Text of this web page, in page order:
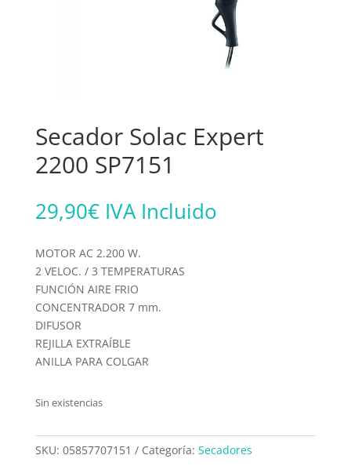
Secador Solac Expert
2200 SP7151
29,90€ IVA Incluido
MOTOR AC 2.200 W.
2 VELOC. / 3 TEMPERATURAS
FUNCIÓN AIRE FRIO
CONCENTRADOR 7 mm.
DIFUSOR
REJILLA EXTRAÍBLE
ANILLA PARA COLGAR
Sin existencias
SKU: 05857707151 Categoría: Secadores